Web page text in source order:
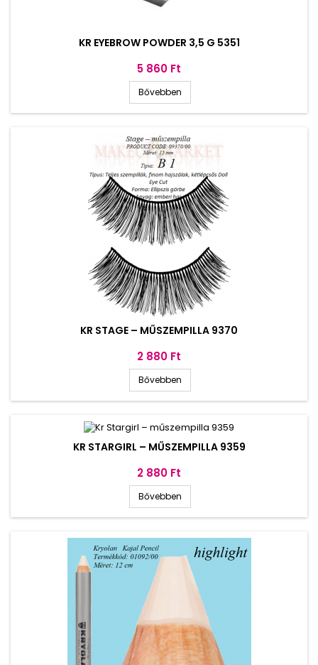
KR EYEBROW POWDER 3,5 G 5351
Ár
5 860 Ft
Bővebben
KR STAGE – MŰSZEMPILLA 9370
Ár
2 880 Ft
Bővebben
KR STARGIRL – MŰSZEMPILLA 9359
Ár
2 880 Ft
Bővebben